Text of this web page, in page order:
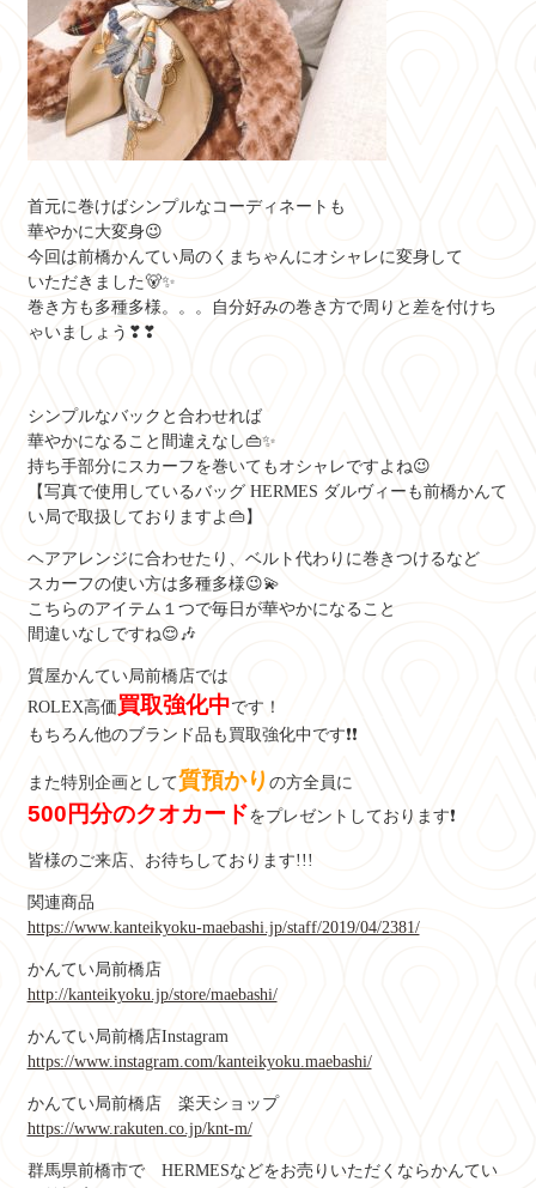
首元に巻けばシンプルなコーディネートも
華やかに大変身😉
今回は前橋かんてい局のくまちゃんにオシャレに変身して
いただきました🐻✨
巻き方も多種多様。。。自分好みの巻き方で周りと差を付けち
ゃいましょう❣❣
シンプルなバックと合わせれば
華やかになること間違えなし👜✨
持ち手部分にスカーフを巻いてもオシャレですよね😉
【写真で使用しているバッグ HERMES ダルヴィーも前橋かんて
い局で取扱しておりますよ👜】
ヘアアレンジに合わせたり、ベルト代わりに巻きつけるなど
スカーフの使い方は多種多様😉💫
こちらのアイテム１つで毎日が華やかになること
間違いなしですね😌🎶
質屋かんてい局前橋店では
ROLEX高価 買取強化中です！
もちろん他のブランド品も買取強化中です❗❗
また特別企画として質預かり の方全員に
500円分のクオカードをプレゼントしております❗
皆様のご来店、お待ちしております!!!
関連商品
https://www.kanteikyoku-maebashi.jp/staff/2019/04/2381/
かんてい局前橋店
http://kanteikyoku.jp/store/maebashi/
かんてい局前橋店Instagram
https://www.instagram.com/kanteikyoku.maebashi/
かんてい局前橋店 楽天ショップ
https://www.rakuten.co.jp/knt-m/
群馬県前橋市で HERMESなどをお売りいただくならかんてい